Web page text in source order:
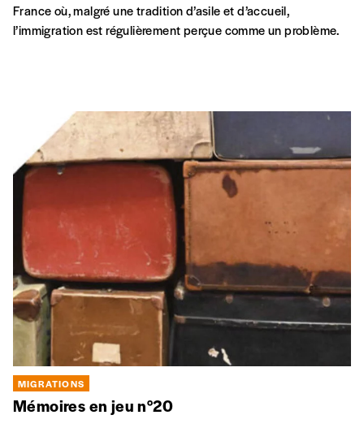
France où, malgré une tradition d’asile et d’accueil,
l’immigration est régulièrement perçue comme un problème.
MIGRATIONS
Mémoires en jeu n°20